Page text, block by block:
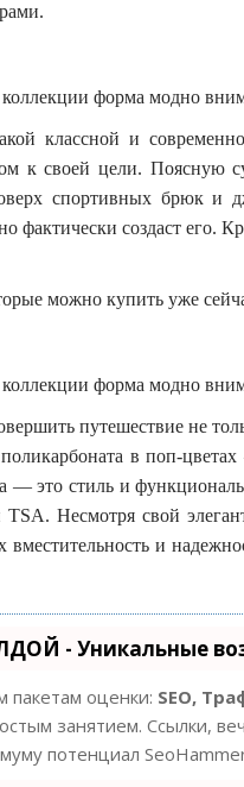
классной и
к своей цели. Поясную
спортивных брюк и
фактически создаст его.
можно купить уже
путешествие не
в поп-
— это стиль и
Несмотря свой
и
- Уникальные
пакетам оценки: SEO,
занятием. Ссылки,
потенциал